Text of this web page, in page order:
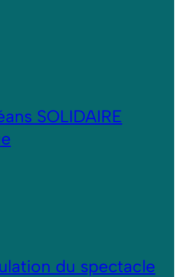
SOLIDAIRE
du spectacle